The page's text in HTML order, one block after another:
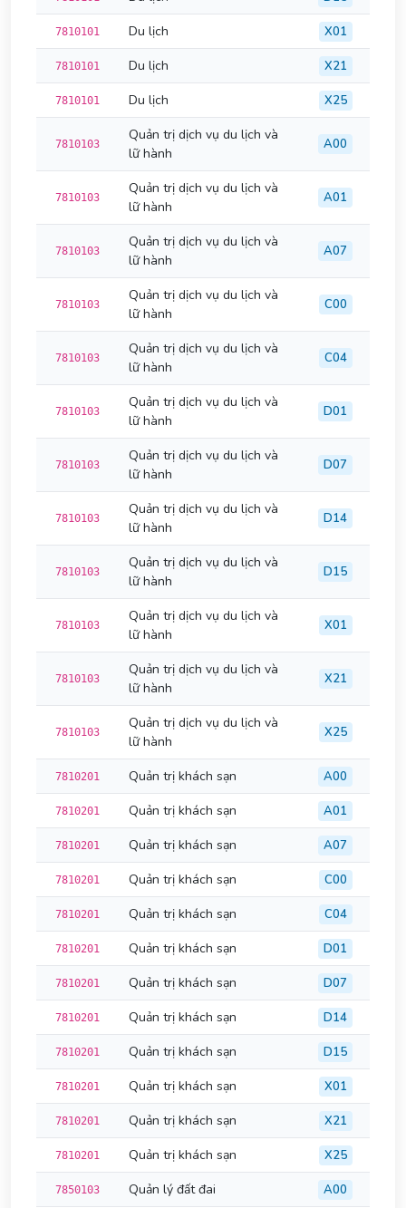
7810101 Du lịch X01
7810101 Du lịch X21
7810101 Du lịch X25
7810103
Quản trị dịch vụ du lịch và
lữ hành
A00
7810103
Quản trị dịch vụ du lịch và
lữ hành
A01
7810103
Quản trị dịch vụ du lịch và
lữ hành
A07
7810103
Quản trị dịch vụ du lịch và
lữ hành
C00
7810103
Quản trị dịch vụ du lịch và
lữ hành
C04
7810103
Quản trị dịch vụ du lịch và
lữ hành
D01
7810103
Quản trị dịch vụ du lịch và
lữ hành
D07
7810103
Quản trị dịch vụ du lịch và
lữ hành
D14
7810103
Quản trị dịch vụ du lịch và
lữ hành
D15
7810103
Quản trị dịch vụ du lịch và
lữ hành
X01
7810103
Quản trị dịch vụ du lịch và
lữ hành
X21
7810103
Quản trị dịch vụ du lịch và
lữ hành
X25
7810201 Quản trị khách sạn A00
7810201 Quản trị khách sạn A01
7810201 Quản trị khách sạn A07
7810201 Quản trị khách sạn C00
7810201 Quản trị khách sạn C04
7810201 Quản trị khách sạn D01
7810201 Quản trị khách sạn D07
7810201 Quản trị khách sạn D14
7810201 Quản trị khách sạn D15
7810201 Quản trị khách sạn X01
7810201 Quản trị khách sạn X21
7810201 Quản trị khách sạn X25
7850103 Quản lý đất đai A00